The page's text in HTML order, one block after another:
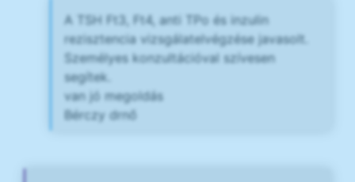
A TSH Ft3, Ft4, anti TPo és inzulin
rezisztencia vizsgálatelvégzése javasolt.
Személyes konzultációval szívesen
segítek.
van jó megoldás
Bérczy drnő